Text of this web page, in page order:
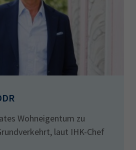
Wohneigentum zu
laut IHK-Chef